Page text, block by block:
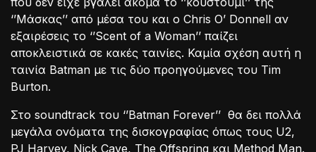
‘’Μάσκας’’ από μέσα του και ο Chris O’ Donnell αν
εξαιρέσεις το ‘’Scent of a Woman’’ παίζει
αποκλειστικά σε κακές ταινίες. Καμία σχέση αυτή η
ταινία Batman με τις δύο προηγούμενες του Tim
Burton.
Στο soundtrack του ‘’Batman Forever’’ θα δει πολλά
μεγάλα ονόματα της δισκογραφίας όπως τους U2,
PJ Harvey, Nick Cave, The Offspring και Method Man.